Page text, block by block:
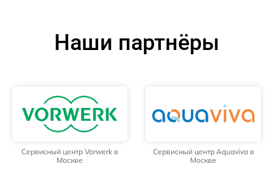
Наши партнёры
Сервисный центр Vorwerk в
Москве
Сервисный центр Aquaviva в
Москве